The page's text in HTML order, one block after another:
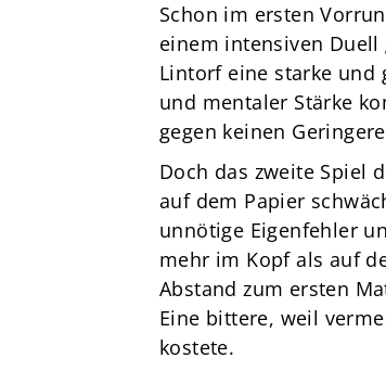
Schon im ersten
einem intensiven Duell
Lintorf eine starke und
und mentaler Stärke
gegen keinen
Doch das zweite Spiel
auf dem Papier
unnötige Eigenfehler
mehr im Kopf als auf
Abstand zum ersten
Eine bittere, weil
kostete.